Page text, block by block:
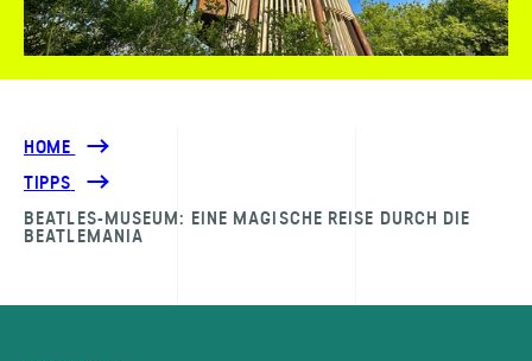
HOME
TIPPS
BEATLES-MUSEUM: EINE MAGISCHE REISE DURCH DIE
BEATLEMANIA